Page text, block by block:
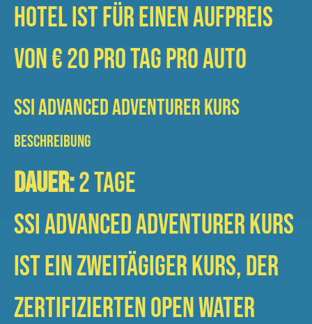
Hotel ist für einen Aufpreis
von € 20 pro Tag pro Auto
SSI Advanced Adventurer Kurs
BESCHREIBUNG
Dauer:2 Tage
SSI Advanced ADVENTURER Kurs
ist ein zweitägiger Kurs, der
zertifizierten Open Water